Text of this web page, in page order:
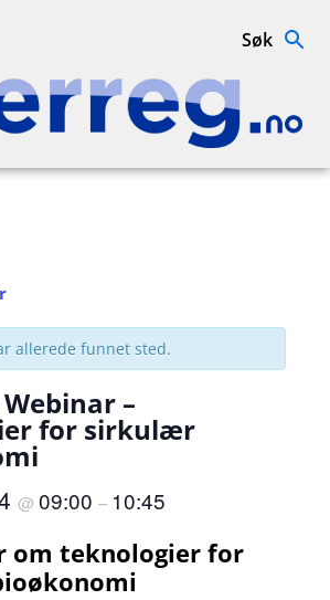
Interreg.no
Søk
allerede funnet sted.
–
for sirkulær
@ 09:00 – 10:45
om teknologier for